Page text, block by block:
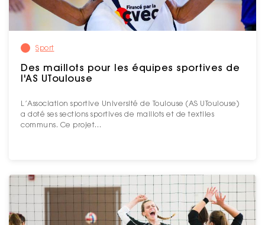
Sport
Des maillots pour les équipes sportives de
l'AS UToulouse
L’Association sportive Université de Toulouse (AS UToulouse)
a doté ses sections sportives de maillots et de textiles
communs. Ce projet…